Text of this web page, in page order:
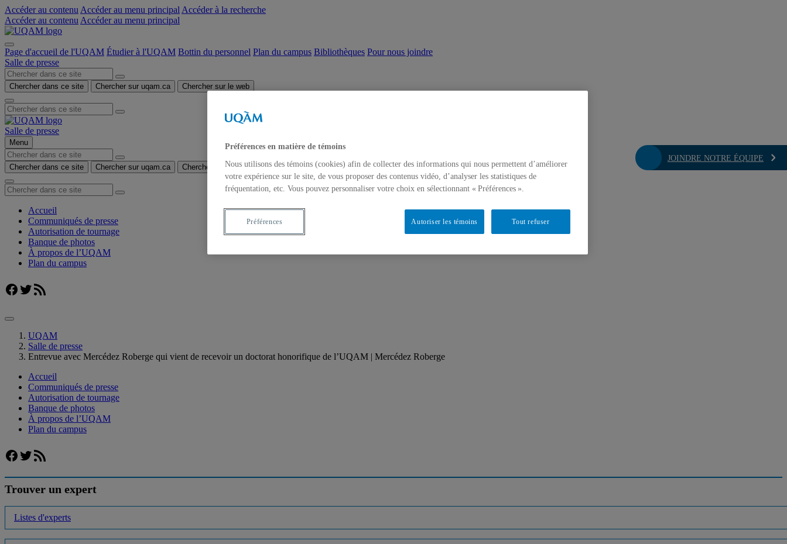
Accéder au contenu Accéder au menu principal Accéder à la recherche
Accéder au contenu Accéder au menu principal
Page d'accueil de l'UQAM Étudier à l'UQAM Bottin du personnel Plan du campus Bibliothèques Pour nous joindre
Salle de presse
Chercher dans ce site Chercher sur uqam.ca Chercher sur le web
Salle de presse
Menu
Chercher dans ce site Chercher sur uqam.ca Chercher sur le web
Accueil
Communiqués de presse
Autorisation de tournage
Banque de photos
À propos de l’UQAM
Plan du campus
Facebook
Twitter
Flux RSS
UQAM
Salle de presse
Entrevue avec Mercédez Roberge qui vient de recevoir un doctorat honorifique de l’UQAM | Mercédez Roberge
Accueil
Communiqués de presse
Autorisation de tournage
Banque de photos
À propos de l’UQAM
Plan du campus
Facebook
Twitter
Flux RSS
Trouver un expert
Listes d'experts
JOINDRE NOTRE ÉQUIPE
Préférences en matière de témoins
Nous utilisons des témoins (cookies) afin de collecter des informations qui nous permettent d’améliorer
votre expérience sur le site, de vous proposer des contenus vidéo, d’analyser les statistiques de
fréquentation, etc. Vous pouvez personnaliser votre choix en sélectionnant « Préférences ».
Tout refuser
Autoriser les témoins
Préférences